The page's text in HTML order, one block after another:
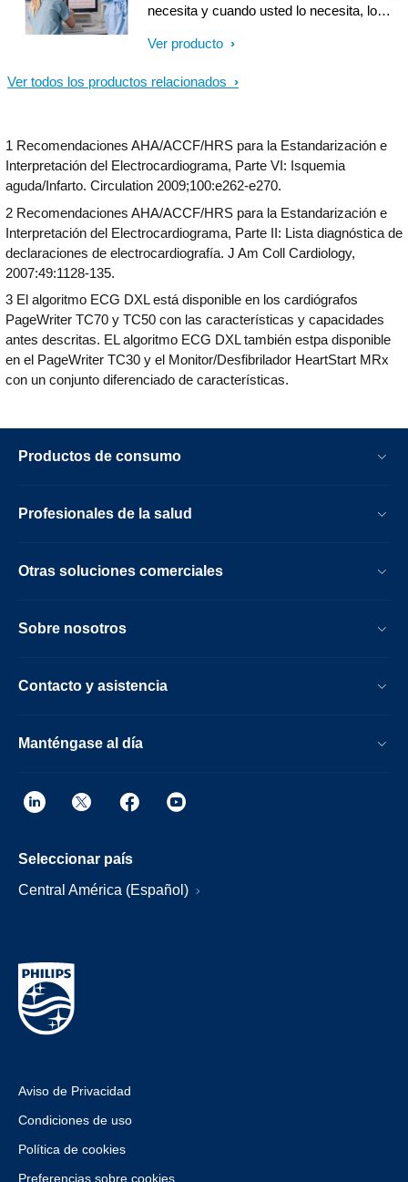
necesita y cuando usted lo necesita, lo
diagnóstico. Philips IntelliSpace ECG
de casi cualquier lugar y en cualquier
Ver producto
Ver todos los productos relacionados
1 Recomendaciones AHA/ACCF/HRS para la Estandarización e
Interpretación del Electrocardiograma, Parte VI: Isquemia
aguda/Infarto. Circulation 2009;100:e262-e270.
2 Recomendaciones AHA/ACCF/HRS para la Estandarización e
Interpretación del Electrocardiograma, Parte II: Lista diagnóstica de
declaraciones de electrocardiografía. J Am Coll Cardiology,
2007:49:1128-135.
3 El algoritmo ECG DXL está disponible en los cardiógrafos
PageWriter TC70 y TC50 con las características y capacidades
antes descritas. EL algoritmo ECG DXL también estpa disponible
en el PageWriter TC30 y el Monitor/Desfibrilador HeartStart MRx
con un conjunto diferenciado de características.
Productos de consumo
Profesionales de la salud
Otras soluciones comerciales
Sobre nosotros
Contacto y asistencia
Manténgase al día
Seleccionar país
Central América (Español)
Aviso de Privacidad
Condiciones de uso
Política de cookies
Preferencias sobre cookies